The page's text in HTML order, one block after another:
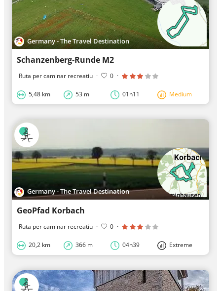
Germany - The Travel Destination
Schanzenberg-Runde M2
Ruta per caminar recreatiu · 0 ·
5,48 km 53 m 01h11 Medium
Germany - The Travel Destination
GeoPfad Korbach
Ruta per caminar recreatiu · 0 ·
20,2 km 366 m 04h39 Extreme